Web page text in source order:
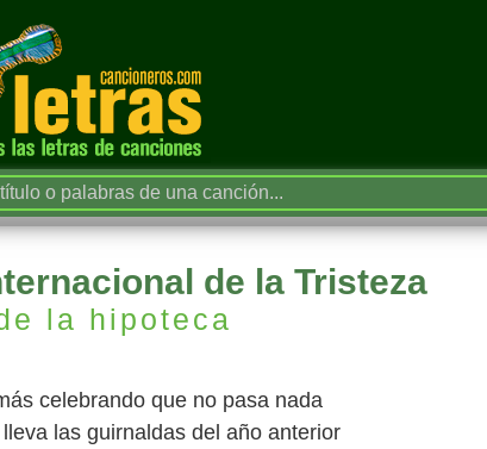
de la Tristeza
la hipoteca
celebrando que no pasa nada
las guirnaldas del año anterior